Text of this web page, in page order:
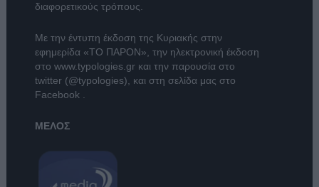
διαφορετικούς τρόπους.
Με την έντυπη έκδοση της Κυριακής στην
εφημερίδα «ΤΟ ΠΑΡΟΝ», την ηλεκτρονική έκδοση
στο www.typologies.grκαι την παρουσία στο
twitter (@typologies), και στη σελίδα μας στο
Facebook .
ΜΕΛΟΣ